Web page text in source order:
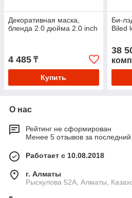
Декоративная маска,
бленда 2.0 дюйма 2.0 inch
4 485 ₸
Купить
Би-
Biled
38
О нас
Рейтинг не сформирован
Менее 5 отзывов за последний
Работает с 10.08.2018
г. Алматы
Рыскулова 52А, Алматы,